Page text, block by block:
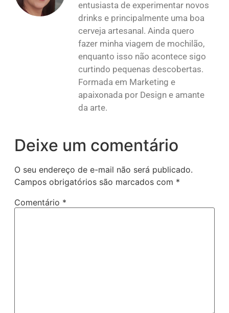
entusiasta de experimentar novos
drinks e principalmente uma boa
cerveja artesanal. Ainda quero
fazer minha viagem de mochilão,
enquanto isso não acontece sigo
curtindo pequenas descobertas.
Formada em Marketing e
apaixonada por Design e amante
da arte.
Deixe um comentário
O seu endereço de e-mail não será publicado.
Campos obrigatórios são marcados com *
Comentário *